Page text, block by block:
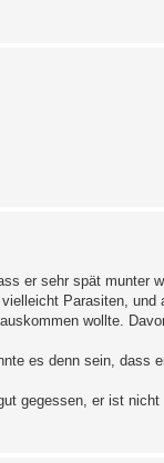
er sehr spät munter
Parasiten,
wollte.
es denn sein, dass
gegessen, er ist